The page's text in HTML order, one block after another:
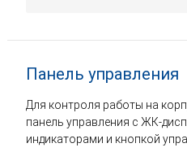
Панель управления
Для контроля работы на
панель управления с ЖК-
индикаторами и кнопкой